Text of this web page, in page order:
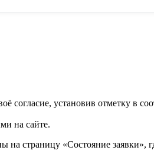
согласие, установив отметку в
на сайте.
страницу «Состояние заявки»,